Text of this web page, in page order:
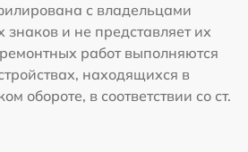
с владельцами
и не представляет их
работ выполняются
находящихся в
обороте, в соответствии со ст.